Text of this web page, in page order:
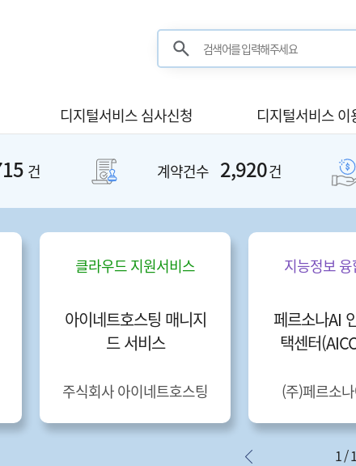
검색어를 입력해주세요
디지털서비스 심사신청 디지털서비스 이
건 계약건수 2,920건
클라우드 지원서비스
아이네트호스팅 매니지
드 서비스
주식회사 아이네트호스팅
지능정보
페르소나AI
택센터
(주)페르소
1 /